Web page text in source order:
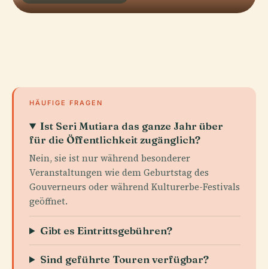
HÄUFIGE FRAGEN
Ist Seri Mutiara das ganze Jahr über
für die Öffentlichkeit zugänglich?
Nein, sie ist nur während besonderer
Veranstaltungen wie dem Geburtstag des
Gouverneurs oder während Kulturerbe-Festivals
geöffnet.
Gibt es Eintrittsgebühren?
Sind geführte Touren verfügbar?